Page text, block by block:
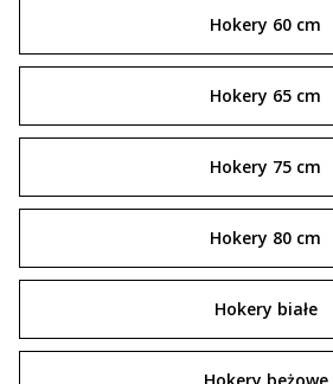
Hokery 60 cm
Hokery 65 cm
Hokery 75 cm
Hokery 80 cm
Hokery białe